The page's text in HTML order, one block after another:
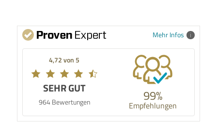
Mehr Infos
4,72 von 5
SEHR GUT
964 Bewertungen 99%
Empfehlungen